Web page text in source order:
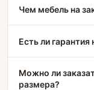
Чем мебель на
Есть ли
Можно ли
размера?